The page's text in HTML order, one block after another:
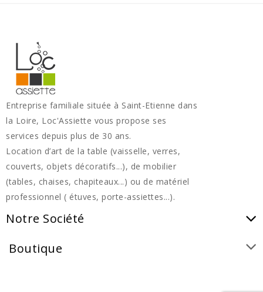
Entreprise familiale située à Saint-Etienne dans
la Loire, Loc'Assiette vous propose ses
services depuis plus de 30 ans.
Location d’art de la table (vaisselle, verres,
couverts, objets décoratifs...), de mobilier
(tables, chaises, chapiteaux...) ou de matériel
professionnel ( étuves, porte-assiettes...).
Notre Société
Boutique